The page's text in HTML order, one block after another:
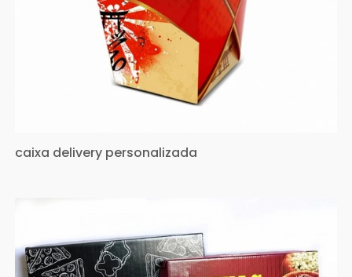
caixa delivery personalizada